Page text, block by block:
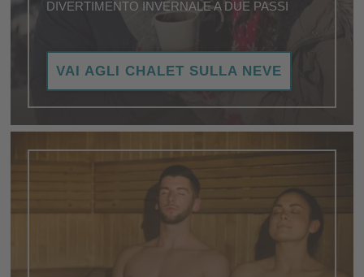
DIVERTIMENTO INVERNALE A DUE PASSI
scoppietta nel camino, creando un'atmosfera
calorosa e accogliente bacas.
VAI AGLI CHALET SULLA NEVE